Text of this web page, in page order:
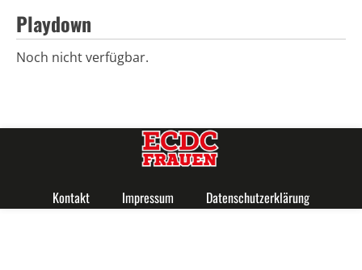
Playdown
Noch nicht verfügbar.
Kontakt Impressum Datenschutzerklärung